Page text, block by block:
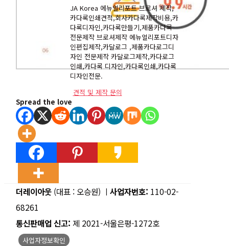
JA Korea 에뉴얼리포트 브로셔 제작,
카다록인쇄견적,회사카다록제작비용,카
다록디자인,카다록만들기,제품카다록
전문제작 브로셔제작 에뉴얼리포트디자
인편집제작,카달로그 ,제품카다로그디
자인 전문제작 카달로그제작,카다로그
인쇄,카다록 디자인,카다록인쇄,카다록
디자인전문.
견적 및 제작 문의
Spread the love
더레이아웃 (대표 : 오승원) ㅣ 사업자번호: 110-02-
68261
통신판매업 신고: 제 2021-서울은평-1272호
사업자정보확인